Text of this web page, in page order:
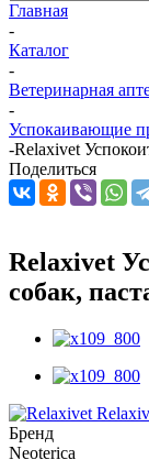
Главная
-
Каталог
-
Ветеринарная
-
Успокаивающие
-Relaxivet
Поделиться
Relaxivet
собак,
Бренд
Neoterica